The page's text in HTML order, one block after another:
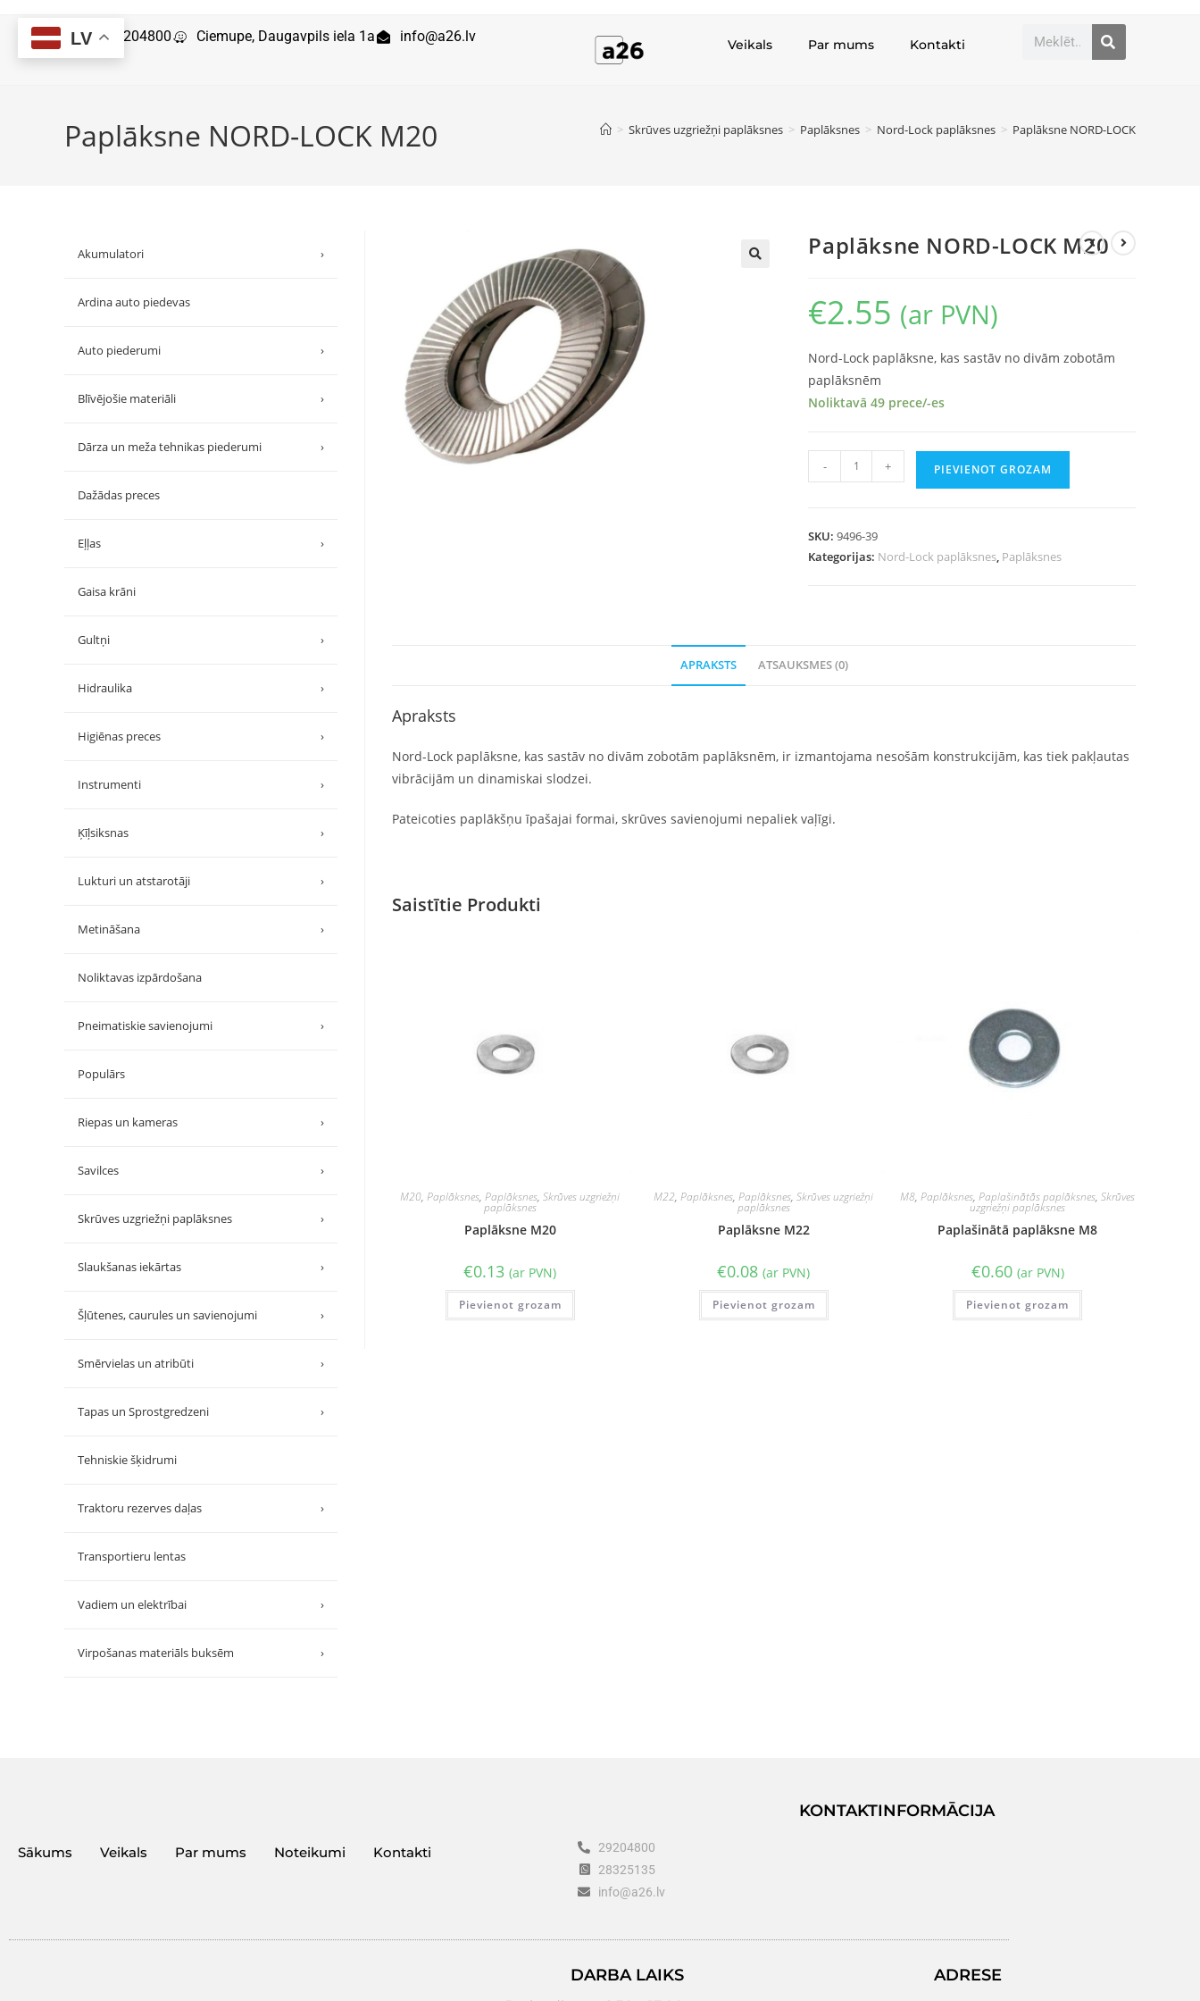
29204800 Ciemupe, Daugavpils iela 1a info@a26.lv Veikals Par mums Kontakti
Paplāksne NORD-LOCK M20 > Skrūves uzgriežņi paplāksnes > Paplāksnes > Nord-Lock paplāksnes > Paplāksne NORD-LOCK M20
Paplāksne NORD-LOCK M20
€2.55 (ar PVN)
Nord-Lock paplāksne, kas sastāv no divām zobotām
paplāksnēm
Noliktavā 49 prece/-es
- + PIEVIENOT GROZAM
SKU:9496-39
Kategorijas: Nord-Lock paplāksnes, Paplāksnes
APRAKSTS ATSAUKSMES (0)
Apraksts
Nord-Lock paplāksne, kas sastāv no divām zobotām paplāksnēm, ir izmantojama nesošām konstrukcijām, kas tiek pakļautas
vibrācijām un dinamiskai slodzei.
Pateicoties paplākšņu īpašajai formai, skrūves savienojumi nepaliek vaļīgi.
Saistītie Produkti
M20,Paplāksnes,Paplāksnes,Skrūves uzgriežņi
paplāksnes
Paplāksne M20
€0.13 (ar PVN)
Pievienot grozam
M22,Paplāksnes,Paplāksnes,Skrūves uzgriežņi
paplāksnes
Paplāksne M22
€0.08 (ar PVN)
Pievienot grozam
M8,Paplāksnes,Paplašinātās paplāksnes,Skrūves
uzgriežņi paplāksnes
Paplašinātā paplāksne M8
€0.60 (ar PVN)
Pievienot grozam
Akumulatori ›
Ardina auto piedevas
Auto piederumi ›
Blīvējošie materiāli ›
Dārza un meža tehnikas piederumi ›
Dažādas preces
Eļļas ›
Gaisa krāni
Gultņi ›
Hidraulika ›
Higiēnas preces ›
Instrumenti ›
Ķīļsiksnas ›
Lukturi un atstarotāji ›
Metināšana ›
Noliktavas izpārdošana
Pneimatiskie savienojumi ›
Populārs
Riepas un kameras ›
Savilces ›
Skrūves uzgriežņi paplāksnes ›
Slaukšanas iekārtas ›
Šļūtenes, caurules un savienojumi ›
Smērvielas un atribūti ›
Tapas un Sprostgredzeni ›
Tehniskie šķidrumi
Traktoru rezerves daļas ›
Transportieru lentas
Vadiem un elektrībai ›
Virpošanas materiāls buksēm ›
Sākums Veikals Par mums Noteikumi Kontakti
KONTAKTINFORMĀCIJA
29204800
28325135
info@a26.lv
DARBA LAIKS ADRESE
LV